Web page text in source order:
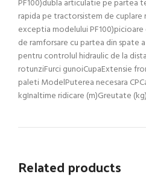
PF100)dubla articulatie pe partea
rapida pe tractorsistem de cuplare
exceptia modelului
de ramforsare cu partea din spate
pentru controlul hidraulic de la
rotunziFurci gunoiCupaExtensie
paleti ModelPuterea necesara
kgInaltime ridicare (m)Greutate
Related products